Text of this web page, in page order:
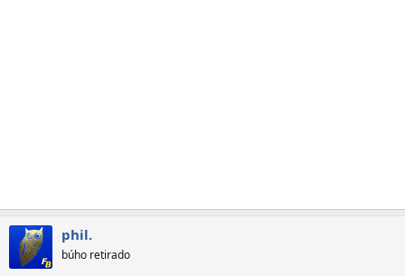
phil.
búho retirado